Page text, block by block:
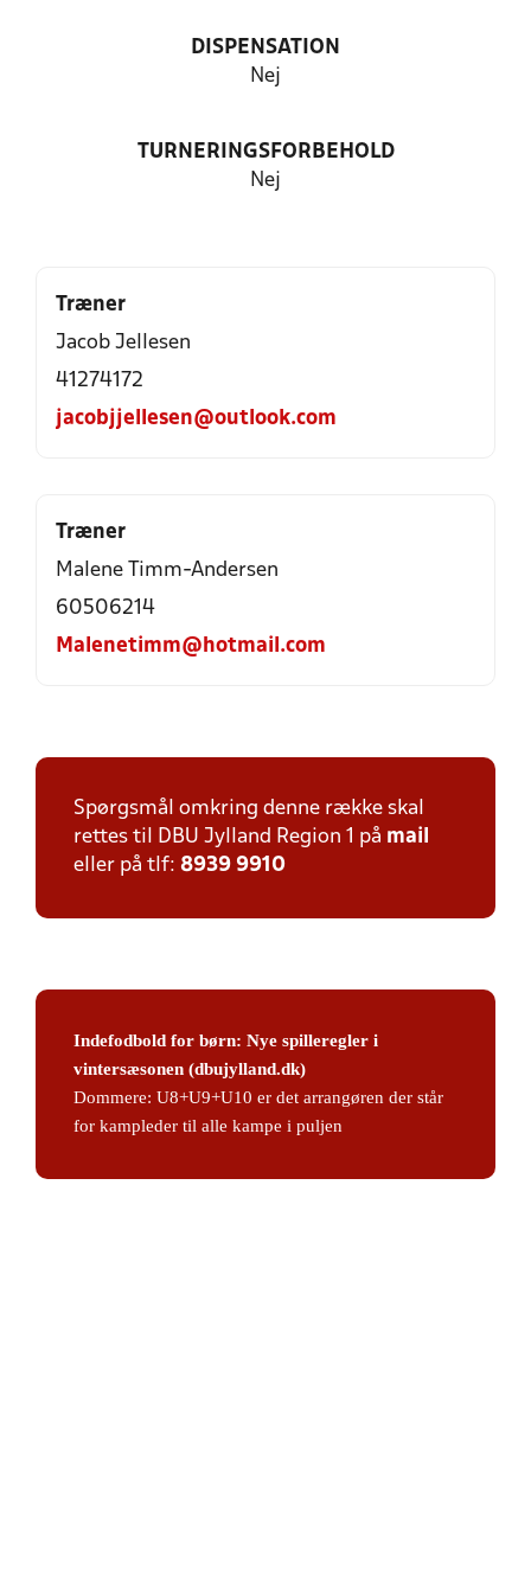
DISPENSATION
Nej
TURNERINGSFORBEHOLD
Nej
Træner
Jacob Jellesen
41274172
jacobjjellesen@outlook.com
Træner
Malene Timm-Andersen
60506214
Malenetimm@hotmail.com
Spørgsmål omkring denne række skal
rettes til DBU Jylland Region 1 på mail
eller på tlf: 8939 9910
Indefodbold for børn: Nye spilleregler i
vintersæsonen (dbujylland.dk)
Dommere: U8+U9+U10 er det arrangøren der står
for kampleder til alle kampe i puljen